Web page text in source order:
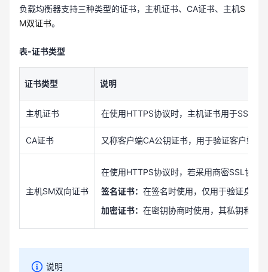
负载均衡器支持三种类型的证书，主机证书、CA证书、主机S
M双证书。
表-证书类型
证书类型 说明
主机证书 在使用HTTPS协议时，主机证书用于SSL握
CA证书 又称客户端CA公钥证书，用于验证客户端
主机SM双向证书
在使用HTTPS协议时，若采用商密SSL协议
签名证书： 在签名时使用，仅用于验证身份
加密证书： 在密钥协商时使用，其私钥和公
说明